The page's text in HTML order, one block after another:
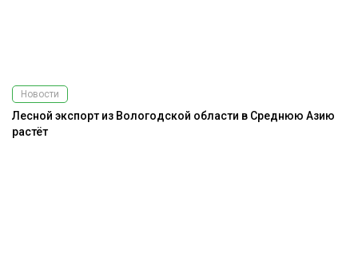
Новости
Лесной экспорт из Вологодской области в Среднюю Азию
растёт